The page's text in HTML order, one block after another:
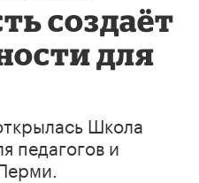
создаёт
для
Школа
педагогов и